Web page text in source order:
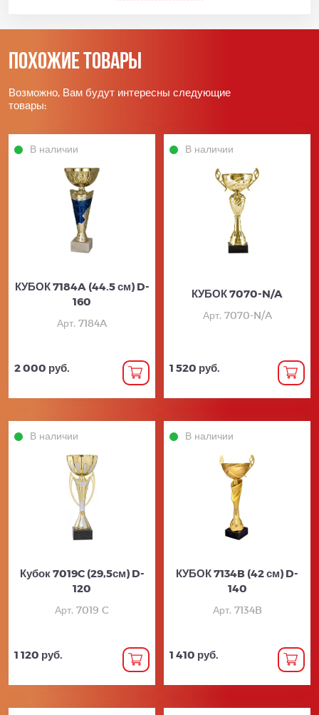
Похожие товары
Возможно, Вам будут интересны следующие
товары:
В наличии
КУБОК 7184A (44.5 см) D-
160
Арт. 7184A
2 000 руб.
В наличии
КУБОК 7070-N/A
Арт. 7070-N/A
1 520 руб.
В наличии
Кубок 7019C (29,5см) D-
120
Арт. 7019 C
1 120 руб.
В наличии
КУБОК 7134B (42 см) D-
140
Арт. 7134B
1 410 руб.